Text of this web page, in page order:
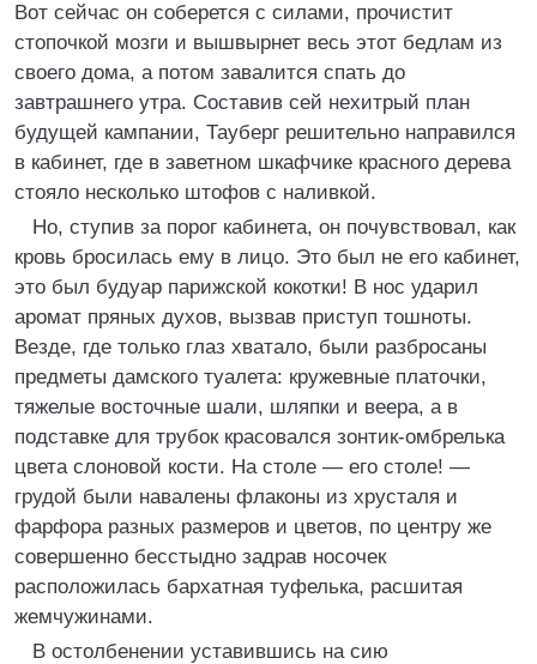
Вот сейчас он соберется с силами, прочистит
стопочкой мозги и вышвырнет весь этот бедлам из
своего дома, а потом завалится спать до
завтрашнего утра. Составив сей нехитрый план
будущей кампании, Тауберг решительно направился
в кабинет, где в заветном шкафчике красного дерева
стояло несколько штофов с наливкой.
Но, ступив за порог кабинета, он почувствовал, как
кровь бросилась ему в лицо. Это был не его кабинет,
это был будуар парижской кокотки! В нос ударил
аромат пряных духов, вызвав приступ тошноты.
Везде, где только глаз хватало, были разбросаны
предметы дамского туалета: кружевные платочки,
тяжелые восточные шали, шляпки и веера, а в
подставке для трубок красовался зонтик-омбрелька
цвета слоновой кости. На столе — его столе! —
грудой были навалены флаконы из хрусталя и
фарфора разных размеров и цветов, по центру же
совершенно бесстыдно задрав носочек
расположилась бархатная туфелька, расшитая
жемчужинами.
В остолбенении уставившись на сию